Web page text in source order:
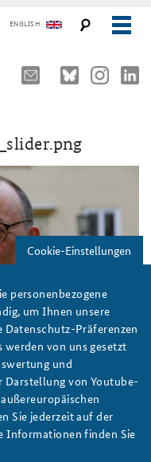
ENGLISH
der BAKS
zur Sicherheitspolitik
BAKS-Angehörigen
Medienanfragen
Cookie-Einstellungen
personenbezogene
um Ihnen unsere
Präferenzen
werden von uns gesetzt
und
Darstellung von Youtube-
Sie jederzeit auf der
Informationen finden Sie